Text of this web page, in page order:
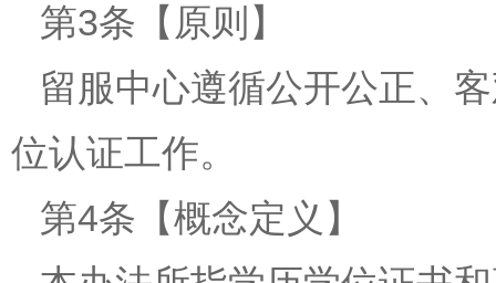
第3条【原则】
留服中心遵循公开公正、
位认证工作。
第4条【概念定义】